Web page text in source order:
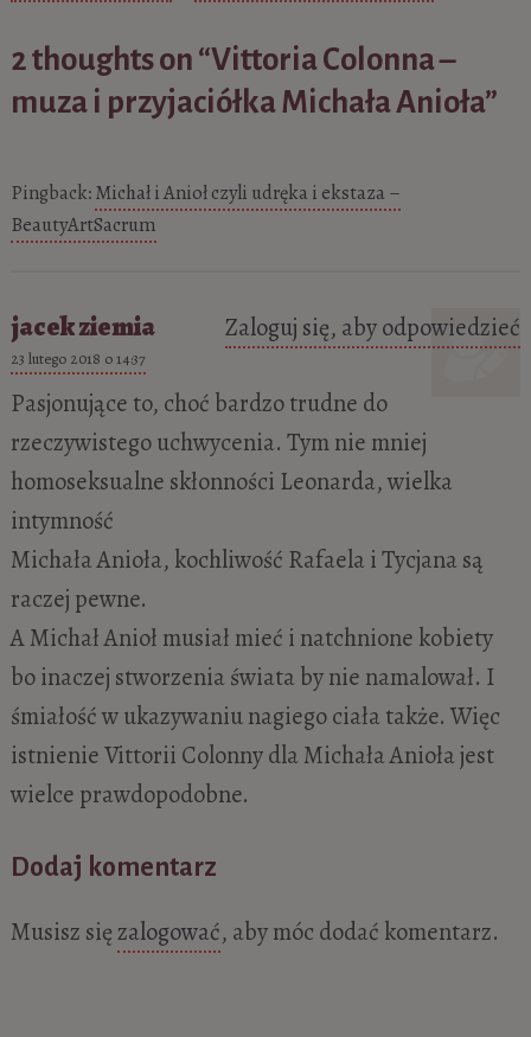
2 thoughts on “Vittoria Colonna –
muza i przyjaciółka Michała Anioła”
Pingback:Michał i Anioł czyli udręka i ekstaza –
BeautyArtSacrum
jacek ziemia
23 lutego 2018 o 14:37
Pasjonujące to, choć bardzo trudne do
rzeczywistego uchwycenia. Tym nie mniej
homoseksualne skłonności Leonarda, wielka
intymność
Michała Anioła, kochliwość Rafaela i Tycjana są
raczej pewne.
A Michał Anioł musiał mieć i natchnione kobiety
bo inaczej stworzenia świata by nie namalował. I
śmiałość w ukazywaniu nagiego ciała także. Więc
istnienie Vittorii Colonny dla Michała Anioła jest
wielce prawdopodobne.
Zaloguj się, aby odpowiedzieć
Dodaj komentarz
Musisz sięzalogować, aby móc dodać komentarz.